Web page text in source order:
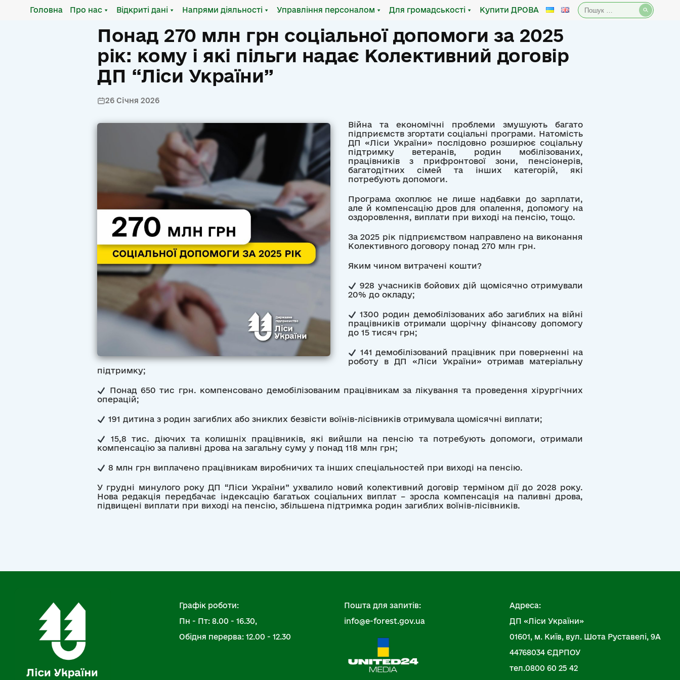
Головна Про нас Відкриті дані Напрями діяльності Управління персоналом Для громадськості Купити ДРОВА Пошук:
Понад 270 млн грн соціальної допомоги за 2025
рік: кому і які пільги надає Колективний договір
ДП “Ліси України”
26 Січня 2026
Війна та економічні проблеми змушують багато
підприємств згортати соціальні програми. Натомість
ДП «Ліси України» послідовно розширює соціальну
підтримку ветеранів, родин мобілізованих,
працівників з прифронтової зони, пенсіонерів,
багатодітних сімей та інших категорій, які
потребують допомоги.
Програма охоплює не лише надбавки до зарплати,
але й компенсацію дров для опалення, допомогу на
оздоровлення, виплати при виході на пенсію, тощо.
За 2025 рік підприємством направлено на виконання
Колективного договору понад 270 млн грн.
Яким чином витрачені кошти?
928 учасників бойових дій щомісячно отримували
20% до окладу;
1300 родин демобілізованих або загиблих на війні
працівників отримали щорічну фінансову допомогу
до 15 тисяч грн;
141 демобілізований працівник при поверненні на
роботу в ДП «Ліси України» отримав матеріальну
підтримку;
Понад 650 тис грн. компенсовано демобілізованим працівникам за лікування та проведення хірургічних
операцій;
191 дитина з родин загиблих або зниклих безвісти воїнів-лісівників отримувала щомісячні виплати;
15,8 тис. діючих та колишніх працівників, які вийшли на пенсію та потребують допомоги, отримали
компенсацію за паливні дрова на загальну суму у понад 118 млн грн;
8 млн грн виплачено працівникам виробничих та інших спеціальностей при виході на пенсію.
У грудні минулого року ДП “Ліси України” ухвалило новий колективний договір терміном дії до 2028 року.
Нова редакція передбачає індексацію багатьох соціальних виплат – зросла компенсація на паливні дрова,
підвищені виплати при виході на пенсію, збільшена підтримка родин загиблих воїнів-лісівників.
Графік роботи:
Пн - Пт: 8.00 - 16.30,
Обідня перерва: 12.00 - 12.30
Пошта для запитів:
info@e-forest.gov.ua
Адреса:
ДП «Ліси України»
01601, м. Київ, вул. Шота Руставелі, 9А
44768034 ЄДРПОУ
тел.0800 60 25 42